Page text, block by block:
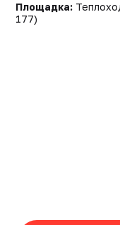
Площадка:
177)